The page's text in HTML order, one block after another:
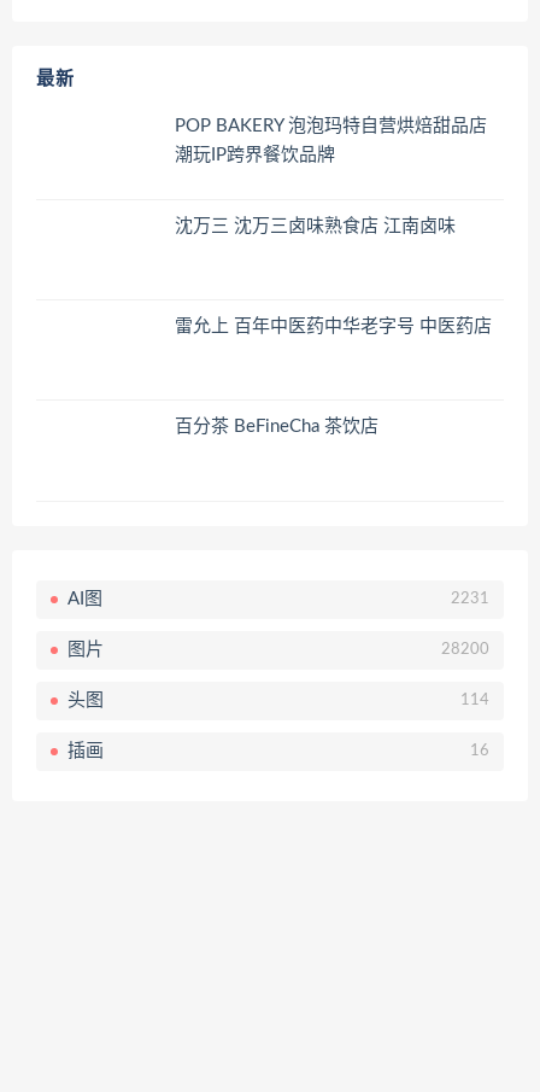
最新
POP BAKERY 泡泡玛特自营烘焙甜品店
潮玩IP跨界餐饮品牌
沈万三 沈万三卤味熟食店 江南卤味
雷允上 百年中医药中华老字号 中医药店
百分茶 BeFineCha 茶饮店
AI图 2231
图片 28200
头图 114
插画 16